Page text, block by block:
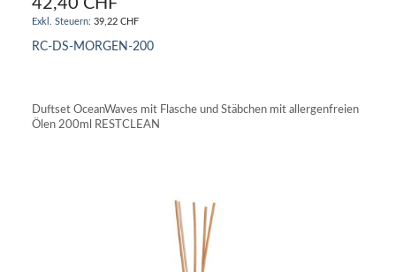
39,22 CHF
RC-DS-MORGEN-200
Duftset OceanWaves mit Flasche und Stäbchen mit allergenfreien
Ölen 200ml RESTCLEAN